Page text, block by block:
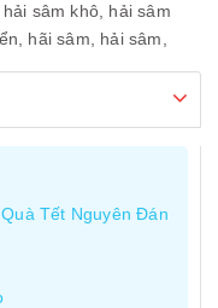
hải sâm khô, hải sâm
hãi sâm, hải sâm,
Tết Nguyên Đán